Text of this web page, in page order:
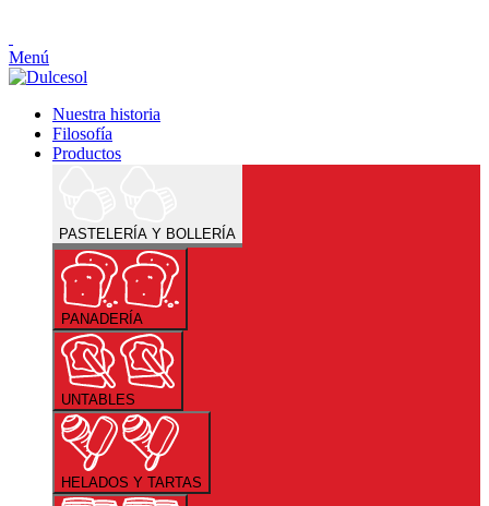
Menú
Nuestra historia
Filosofía
Productos
PASTELERÍA Y BOLLERÍA
PANADERÍA
UNTABLES
HELADOS Y TARTAS